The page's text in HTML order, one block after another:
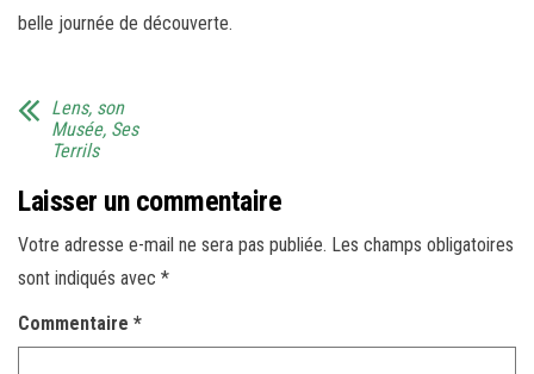
belle journée de découverte.
Lens, son
Musée, Ses
Terrils
Laisser un commentaire
Votre adresse e-mail ne sera pas publiée. Les champs obligatoires
sont indiqués avec *
Commentaire *